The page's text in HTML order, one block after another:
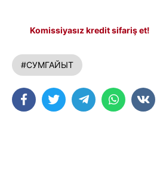
Komissiyasız kredit sifariş et!
#СУМГАЙЫТ